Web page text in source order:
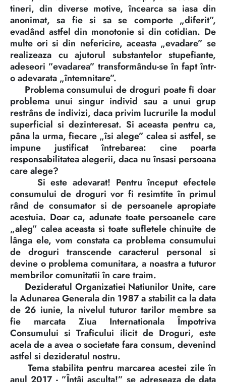
tineri, din diverse motive, încearca sa iasa din
anonimat, sa fie si sa se comporte „diferit”,
evadând astfel din monotonie si din cotidian. De
multe ori si din nefericire, aceasta „evadare” se
realizeaza cu ajutorul substantelor stupefiante,
adeseori ”evadarea” transformându-se în fapt într-
o adevarata „întemnitare”.
Problema consumului de droguri poate fi doar
problema unui singur individ sau a unui grup
restrâns de indivizi, daca privim lucrurile la modul
superficial si dezinteresat. Si aceasta pentru ca,
pâna la urma, fiecare „îsi alege” calea si astfel, se
impune justificat întrebarea: cine poarta
responsabilitatea alegerii, daca nu însasi persoana
care alege?
Si este adevarat! Pentru început efectele
consumului de droguri vor fi resimtite în primul
rând de consumator si de persoanele apropiate
acestuia. Doar ca, adunate toate persoanele care
„aleg” calea aceasta si toate sufletele chinuite de
lânga ele, vom constata ca problema consumului
de droguri transcende caracterul personal si
devine o problema comunitara, a noastra a tuturor
membrilor comunitatii în care traim.
Dezideratul Organizatiei Natiunilor Unite, care
la Adunarea Generala din 1987 a stabilit ca la data
de 26 iunie, la nivelul tuturor tarilor membre sa
fie marcata Ziua Internationala Împotriva
Consumului si Traficului ilicit de Droguri, este
acela de a avea o societate fara consum, devenind
astfel si dezideratul nostru.
Tema stabilita pentru marcarea acestei zile în